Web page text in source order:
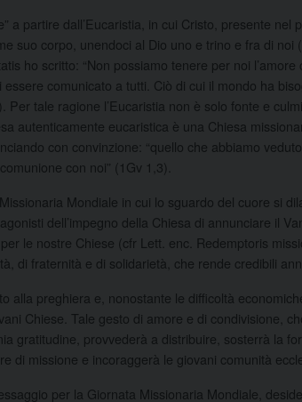
a partire dall’Eucaristia, in cui Cristo, presente nel
suo corpo, unendoci al Dio uno e trino e fra di noi
ho scritto: “Non possiamo tenere per noi
comunicato a tutti. Ciò di cui il mondo ha
Per tale ragione l’Eucaristia non è solo fonte e
autenticamente eucaristica è una Chiesa
con convinzione: “quello che abbiamo
con noi” (1Gv 1,3).
Mondiale in cui lo sguardo del cuore si
dell’impegno della Chiesa di annunciare il
le nostre Chiese (cfr Lett. enc. Redemptoris
di fraternità e di solidarietà, che rende credibili
alla preghiera e, nonostante le difficoltà
Chiese. Tale gesto di amore e di condivisione,
gratitudine, provvederà a distribuire, sosterrà la
di missione e incoraggerà le giovani comunità
per la Giornata Missionaria Mondiale,